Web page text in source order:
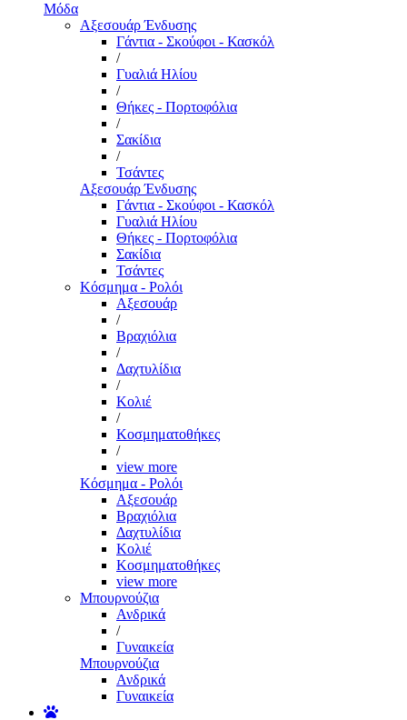
Μόδα
Αξεσουάρ Ένδυσης
Γάντια - Σκούφοι - Κασκόλ
/
Γυαλιά Ηλίου
/
Θήκες - Πορτοφόλια
/
Σακίδια
/
Τσάντες
Αξεσουάρ Ένδυσης
Γάντια - Σκούφοι - Κασκόλ
Γυαλιά Ηλίου
Θήκες - Πορτοφόλια
Σακίδια
Τσάντες
Κόσμημα - Ρολόι
Αξεσουάρ
/
Βραχιόλια
/
Δαχτυλίδια
/
Κολιέ
/
Κοσμηματοθήκες
/
view more
Κόσμημα - Ρολόι
Αξεσουάρ
Βραχιόλια
Δαχτυλίδια
Κολιέ
Κοσμηματοθήκες
view more
Μπουρνούζια
Ανδρικά
/
Γυναικεία
Μπουρνούζια
Ανδρικά
Γυναικεία